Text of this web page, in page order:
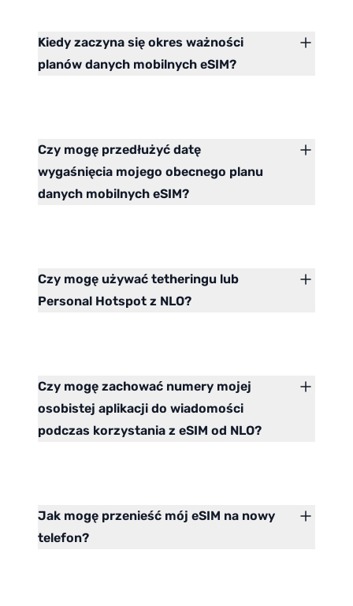
Kiedy zaczyna się okres ważności
planów danych mobilnych eSIM?
Czy mogę przedłużyć datę
wygaśnięcia mojego obecnego planu
danych mobilnych eSIM?
Czy mogę używać tetheringu lub
Personal Hotspot z NLO?
Czy mogę zachować numery mojej
osobistej aplikacji do wiadomości
podczas korzystania z eSIM od NLO?
Jak mogę przenieść mój eSIM na nowy
telefon?